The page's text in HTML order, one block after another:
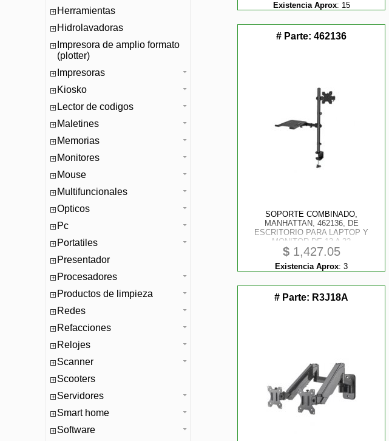
Herramientas
Hidrolavadoras
Impresora de amplio formato
(plotter)
Impresoras
Kiosko
Lector de codigos
Maletines
Memorias
Monitores
Mouse
Multifuncionales
Opticos
Pc
Portatiles
Presentador
Procesadores
Productos de limpieza
Redes
Refacciones
Relojes
Scanner
Scooters
Servidores
Smart home
Software
Existencia Aprox: 15
# Parte:462136
SOPORTE COMBINADO,
MANHATTAN, 462136, DE
ESCRITORIO PARA LAPTOP Y
MONITOR DE 13 A 32
$1,427.05
Existencia Aprox: 3
# Parte: R3J18A